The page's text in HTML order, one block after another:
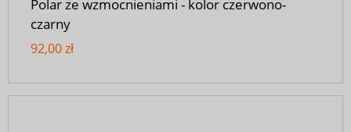
Polar ze wzmocnieniami - kolor czerwono-
czarny
92,00 zł